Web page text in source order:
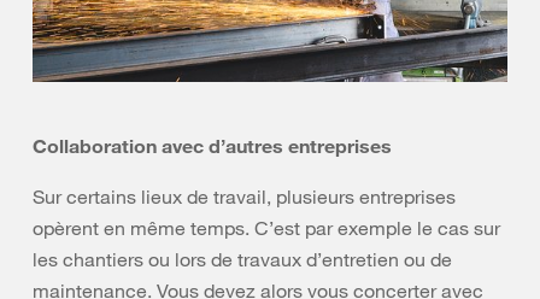
Collaboration avec d’autres entreprises
Sur certains lieux de travail, plusieurs entreprises
opèrent en même temps. C’est par exemple le cas sur
les chantiers ou lors de travaux d’entretien ou de
maintenance. Vous devez alors vous concerter avec